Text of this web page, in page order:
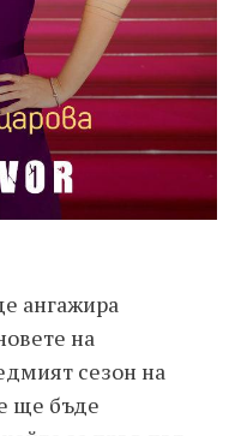
ангажира
на
сезон на
ще бъде